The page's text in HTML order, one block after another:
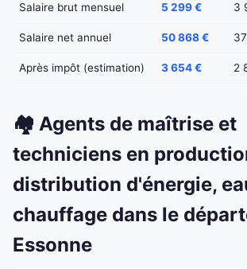
Salaire brut mensuel 5 299 € 3
Salaire net annuel 50 868 €
Après impôt (estimation) 3 654 € 2
🏘️ Agents de maîtrise et
techniciens en
distribution d'énergie,
chauffage dans le
Essonne